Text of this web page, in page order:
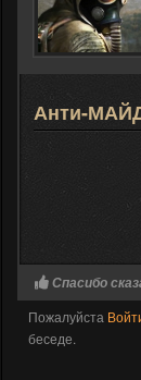
Анти-
Спасибо
Пожалуйста
беседе.